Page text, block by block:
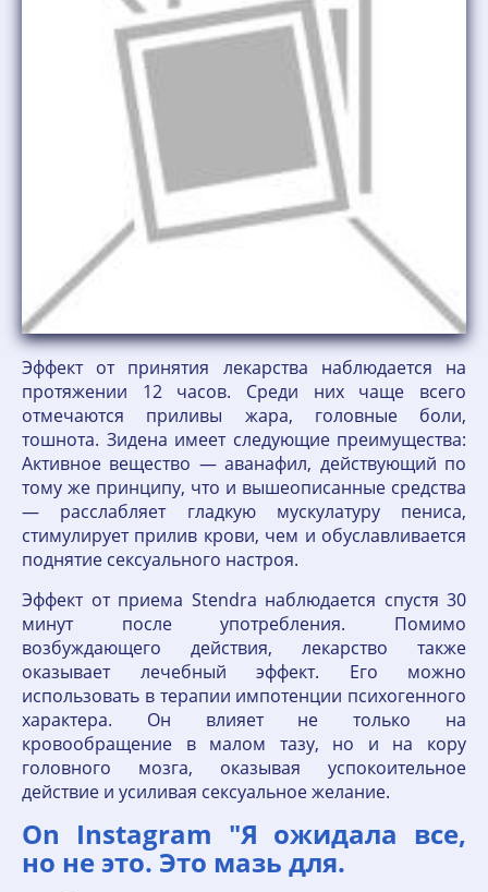
Эффект от принятия лекарства наблюдается на
протяжении 12 часов. Среди них чаще всего
отмечаются приливы жара, головные боли,
тошнота. Зидена имеет следующие преимущества:
Активное вещество — аванафил, действующий по
тому же принципу, что и вышеописанные средства
— расслабляет гладкую мускулатуру пениса,
стимулирует прилив крови, чем и обуславливается
поднятие сексуального настроя.
Эффект от приема Stendra наблюдается спустя 30
минут после употребления. Помимо
возбуждающего действия, лекарство также
оказывает лечебный эффект. Его можно
использовать в терапии импотенции психогенного
характера. Он влияет не только на
кровообращение в малом тазу, но и на кору
головного мозга, оказывая успокоительное
действие и усиливая сексуальное желание.
On Instagram "Я ожидала все,
но не это. Это мазь для.